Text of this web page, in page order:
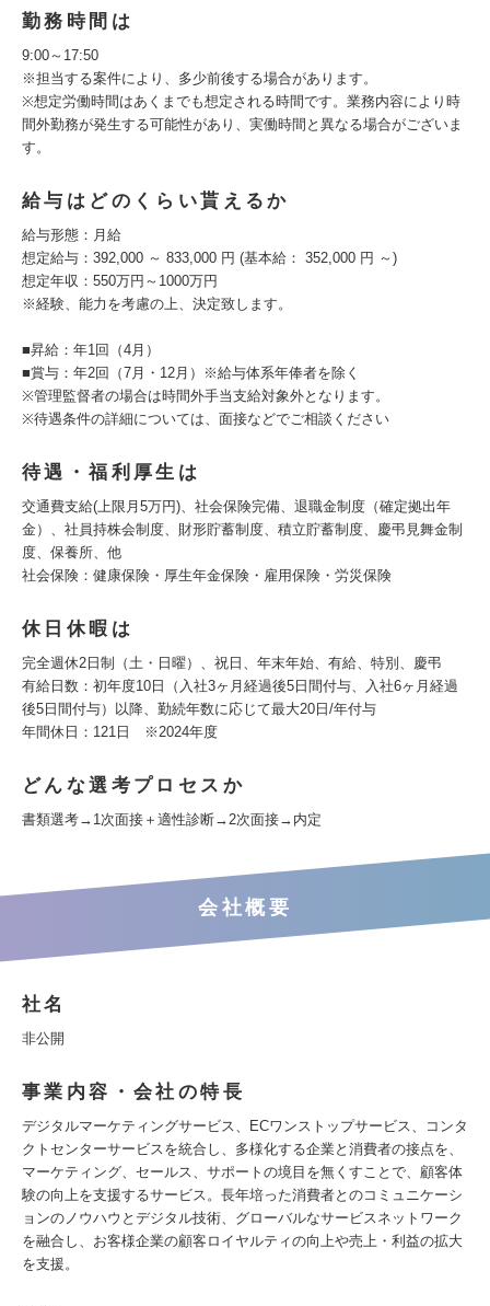
勤務時間は
9:00～17:50
※担当する案件により、多少前後する場合があります。
※想定労働時間はあくまでも想定される時間です。業務内容により時
間外勤務が発生する可能性があり、実働時間と異なる場合がございま
す。
給与はどのくらい貰えるか
給与形態：月給
想定給与：392,000 ～ 833,000 円 (基本給： 352,000 円 ～)
想定年収：550万円～1000万円
※経験、能力を考慮の上、決定致します。
■昇給：年1回（4月）
■賞与：年2回（7月・12月）※給与体系年俸者を除く
※管理監督者の場合は時間外手当支給対象外となります。
※待遇条件の詳細については、面接などでご相談ください
待遇・福利厚生は
交通費支給(上限月5万円)、社会保険完備、退職金制度（確定拠出年
金）、社員持株会制度、財形貯蓄制度、積立貯蓄制度、慶弔見舞金制
度、保養所、他
社会保険：健康保険・厚生年金保険・雇用保険・労災保険
休日休暇は
完全週休2日制（土・日曜）、祝日、年末年始、有給、特別、慶弔
有給日数：初年度10日（入社3ヶ月経過後5日間付与、入社6ヶ月経過
後5日間付与）以降、勤続年数に応じて最大20日/年付与
年間休日：121日 ※2024年度
どんな選考プロセスか
書類選考→1次面接＋適性診断→2次面接→内定
会社概要
社名
非公開
事業内容・会社の特長
デジタルマーケティングサービス、ECワンストップサービス、コンタ
クトセンターサービスを統合し、多様化する企業と消費者の接点を、
マーケティング、セールス、サポートの境目を無くすことで、顧客体
験の向上を支援するサービス。長年培った消費者とのコミュニケーシ
ョンのノウハウとデジタル技術、グローバルなサービスネットワーク
を融合し、お客様企業の顧客ロイヤルティの向上や売上・利益の拡大
を支援。